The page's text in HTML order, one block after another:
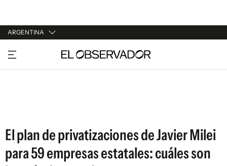
ARGENTINA
URUGUAY
ARGENTINA
El plan de privatizaciones de Javier Milei
para 59 empresas estatales: cuáles son